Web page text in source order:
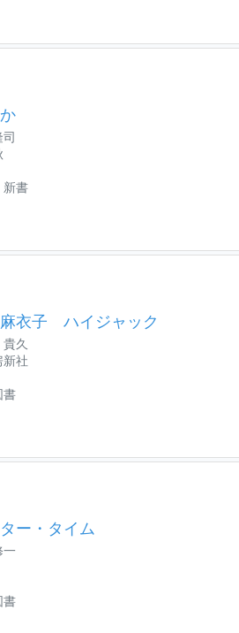
新書
衣子 ハイジャック
久
新社
書
ー・タイム
一
書